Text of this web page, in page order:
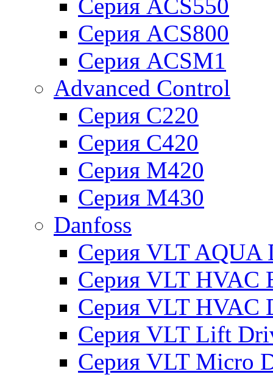
Серия ACS550
Серия ACS800
Серия ACSM1
Advanced Control
Серия C220
Серия C420
Серия M420
Серия M430
Danfoss
Серия VLT AQUA
Серия VLT HVAC
Серия VLT HVAC
Серия VLT Lift
Серия VLT Micro